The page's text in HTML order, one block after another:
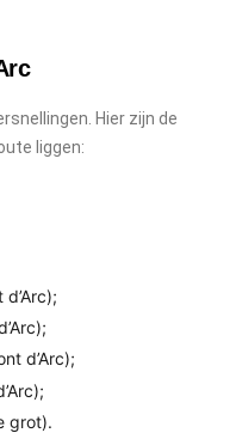
Hier zijn de
liggen:
d’Arc);
grot).